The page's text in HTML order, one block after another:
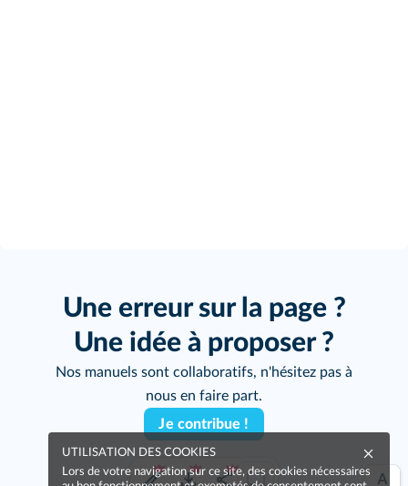
Une erreur sur la page ?
Une idée à proposer ?
Nos manuels sont collaboratifs, n'hésitez pas à
nous en faire part.
Je contribue !
UTILISATION DES COOKIES
Lors de votre navigation sur ce site, des cookies nécessaires